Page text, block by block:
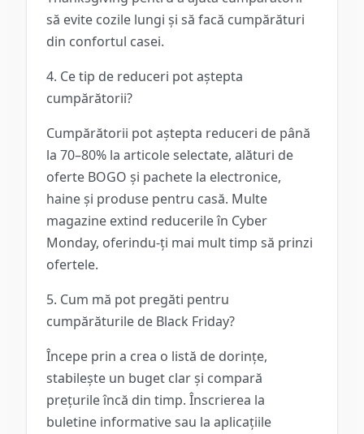
să evite cozile lungi și să facă cumpărături
din confortul casei.
4. Ce tip de reduceri pot aștepta
cumpărătorii?
Cumpărătorii pot aștepta reduceri de până
la 70–80% la articole selectate, alături de
oferte BOGO și pachete la electronice,
haine și produse pentru casă. Multe
magazine extind reducerile în Cyber
Monday, oferindu-ți mai mult timp să prinzi
ofertele.
5. Cum mă pot pregăti pentru
cumpărăturile de Black Friday?
Începe prin a crea o listă de dorințe,
stabilește un buget clar și compară
prețurile încă din timp. Înscrierea la
buletine informative sau la aplicațiile